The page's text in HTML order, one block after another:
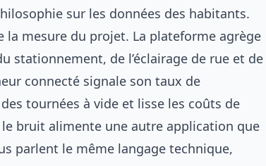
sur les données des habitants.
mesure du projet. La plateforme agrège
stationnement, de l’éclairage de rue et de
connecté signale son taux de
tournées à vide et lisse les coûts de
bruit alimente une autre application que
parlent le même langage technique,